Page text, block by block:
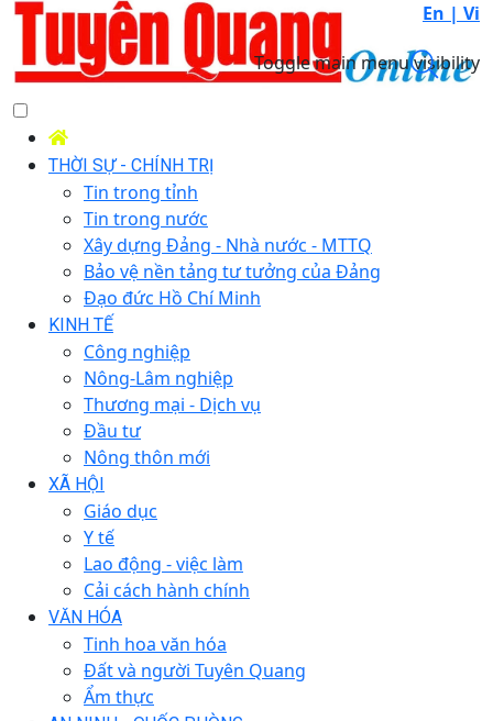
En | Vi
Toggle main menu visibility
THỜI SỰ - CHÍNH TRỊ
Tin trong tỉnh
Tin trong nước
Xây dựng Đảng - Nhà nước - MTTQ
Bảo vệ nền tảng tư tưởng của Đảng
Đạo đức Hồ Chí Minh
KINH TẾ
Công nghiệp
Nông-Lâm nghiệp
Thương mại - Dịch vụ
Đầu tư
Nông thôn mới
XÃ HỘI
Giáo dục
Y tế
Lao động - việc làm
Cải cách hành chính
VĂN HÓA
Tinh hoa văn hóa
Đất và người Tuyên Quang
Ẩm thực